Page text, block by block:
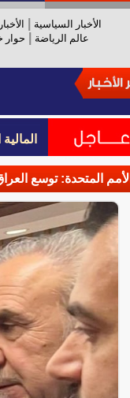
الأخبار السياسية
عالم الرياضة
المالية
المالية
الأمم المتحدة: توسع